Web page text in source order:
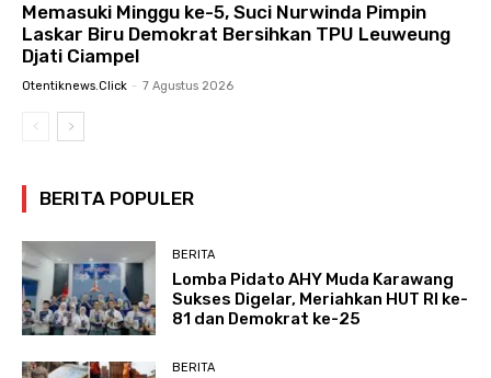
Memasuki Minggu ke-5, Suci Nurwinda Pimpin
Laskar Biru Demokrat Bersihkan TPU Leuweung
Djati Ciampel
Otentiknews.click - 7 Agustus 2026
BERITA POPULER
BERITA
Lomba Pidato AHY Muda Karawang
Sukses Digelar, Meriahkan HUT RI ke-
81 dan Demokrat ke-25
BERITA